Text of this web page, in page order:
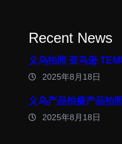
Recent News
义乌拍照 亚马逊
2025年8月18日
义乌产品拍摄产品拍
2025年8月18日